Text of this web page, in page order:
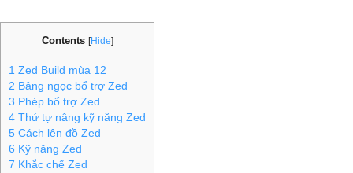
Contents [Hide]
1 Zed Build mùa 12
2 Bảng ngọc bổ trợ Zed
3 Phép bổ trợ Zed
4 Thứ tự nâng kỹ năng Zed
5 Cách lên đồ Zed
6 Kỹ năng Zed
7 Khắc chế Zed